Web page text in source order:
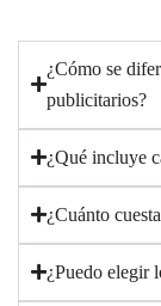
¿Cómo se
publicitarios?
¿Qué incluye
¿Cuánto
¿Puedo elegir